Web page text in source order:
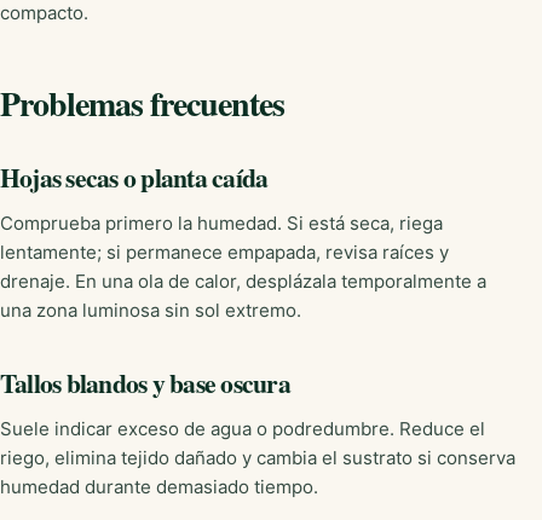
compacto.
Problemas frecuentes
Hojas secas o planta caída
Comprueba primero la humedad. Si está seca, riega
lentamente; si permanece empapada, revisa raíces y
drenaje. En una ola de calor, desplázala temporalmente a
una zona luminosa sin sol extremo.
Tallos blandos y base oscura
Suele indicar exceso de agua o podredumbre. Reduce el
riego, elimina tejido dañado y cambia el sustrato si conserva
humedad durante demasiado tiempo.